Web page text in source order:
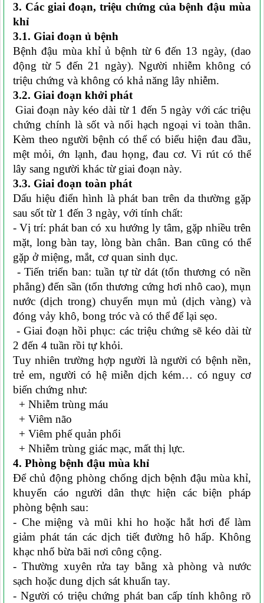
3. Các giai đoạn, triệu chứng của bệnh đậu mùa
khỉ
3.1. Giai đoạn ủ bệnh
Bệnh đậu mùa khỉ ủ bệnh từ 6 đến 13 ngày, (dao
động từ 5 đến 21 ngày). Người nhiễm không có
triệu chứng và không có khả năng lây nhiễm.
3.2. Giai đoạn khởi phát
Giai đoạn này kéo dài từ 1 đến 5 ngày với các triệu
chứng chính là sốt và nổi hạch ngoại vi toàn thân.
Kèm theo người bệnh có thể có biểu hiện đau đầu,
mệt mỏi, ớn lạnh, đau họng, đau cơ. Vi rút có thể
lây sang người khác từ giai đoạn này.
3.3. Giai đoạn toàn phát
Dấu hiệu điển hình là phát ban trên da thường gặp
sau sốt từ 1 đến 3 ngày, với tính chất:
- Vị trí: phát ban có xu hướng ly tâm, gặp nhiều trên
mặt, long bàn tay, lòng bàn chân. Ban cũng có thể
gặp ở miệng, mắt, cơ quan sinh dục.
- Tiến triển ban: tuần tự từ dát (tổn thương có nền
phẳng) đến sần (tổn thương cứng hơi nhô cao), mụn
nước (dịch trong) chuyển mụn mủ (dịch vàng) và
đóng vảy khô, bong tróc và có thể để lại sẹo.
- Giai đoạn hồi phục: các triệu chứng sẽ kéo dài từ
2 đến 4 tuần rồi tự khỏi.
Tuy nhiên trường hợp người là người có bệnh nền,
trẻ em, người có hệ miễn dịch kém… có nguy cơ
biến chứng như:
+ Nhiễm trùng máu
+ Viêm não
+ Viêm phế quản phổi
+ Nhiễm trùng giác mạc, mất thị lực.
4. Phòng bệnh đậu mùa khỉ
Để chủ động phòng chống dịch bệnh đậu mùa khỉ,
khuyến cáo người dân thực hiện các biện pháp
phòng bệnh sau:
- Che miệng và mũi khi ho hoặc hắt hơi để làm
giảm phát tán các dịch tiết đường hô hấp. Không
khạc nhổ bừa bãi nơi công cộng.
- Thường xuyên rửa tay bằng xà phòng và nước
sạch hoặc dung dịch sát khuẩn tay.
- Người có triệu chứng phát ban cấp tính không rõ